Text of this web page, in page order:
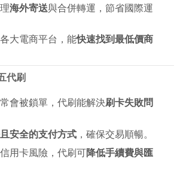
海外寄送與合併轉運，節省國際運
大電商平台，能快速找到最低價商
代刷
會被鎖單，代刷能解決刷卡失敗問
安全的支付方式，確保交易順暢。
用卡風險，代刷可降低手續費與匯